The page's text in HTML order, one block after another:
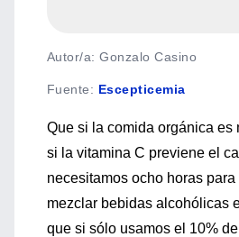
Autor/a: Gonzalo Casino
Fuente: Escepticemia
Que si la comida orgánica es
si la vitamina C previene el
necesitamos ocho horas
mezclar bebidas alcohólicas
que si sólo usamos el 10%